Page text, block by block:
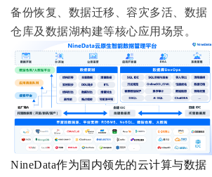
备份恢复、数据迁移、容灾多活、数据
仓库及数据湖构建等核心应用场景。
NineData作为国内领先的云计算与数据